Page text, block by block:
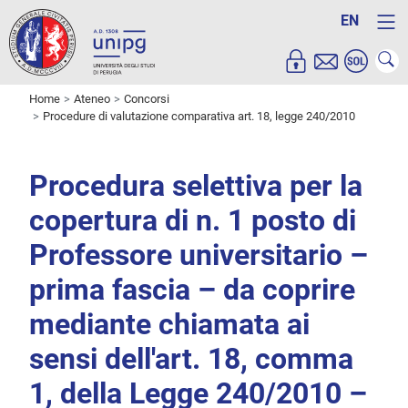
EN
Home Ateneo
Concorsi
Procedure di valutazione comparativa art. 18, legge 240/2010
Procedura selettiva per la
copertura di n. 1 posto di
Professore universitario –
prima fascia – da coprire
mediante chiamata ai
sensi dell'art. 18, comma
1, della Legge 240/2010 –